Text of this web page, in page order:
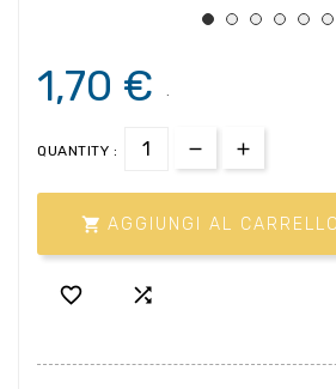
1,70 € .
QUANTITY :
 AGGIUNGI AL CARRELLO
 